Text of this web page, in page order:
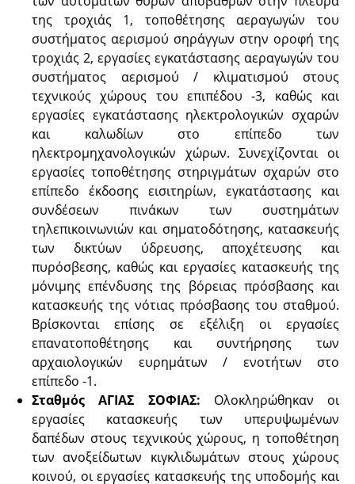
της τροχιάς 1, τοποθέτησης αεραγωγών του
συστήματος αερισμού σηράγγων στην οροφή της
τροχιάς 2, εργασίες εγκατάστασης αεραγωγών του
συστήματος αερισμού / κλιματισμού στους
τεχνικούς χώρους του επιπέδου -3, καθώς και
εργασίες εγκατάστασης ηλεκτρολογικών σχαρών
και καλωδίων στο επίπεδο των
ηλεκτρομηχανολογικών χώρων. Συνεχίζονται οι
εργασίες τοποθέτησης στηριγμάτων σχαρών στο
επίπεδο έκδοσης εισιτηρίων, εγκατάστασης και
συνδέσεων πινάκων των συστημάτων
τηλεπικοινωνιών και σηματοδότησης, κατασκευής
των δικτύων ύδρευσης, αποχέτευσης και
πυρόσβεσης, καθώς και εργασίες κατασκευής της
μόνιμης επένδυσης της βόρειας πρόσβασης και
κατασκευής της νότιας πρόσβασης του σταθμού.
Βρίσκονται επίσης σε εξέλιξη οι εργασίες
επανατοποθέτησης και συντήρησης των
αρχαιολογικών ευρημάτων / ενοτήτων στο
επίπεδο -1.
Σταθμός ΑΓΙΑΣ ΣΟΦΙΑΣ: Ολοκληρώθηκαν οι
εργασίες κατασκευής των υπερυψωμένων
δαπέδων στους τεχνικούς χώρους, η τοποθέτηση
των ανοξείδωτων κιγκλιδωμάτων στους χώρους
κοινού, οι εργασίες κατασκευής της υποδομής και